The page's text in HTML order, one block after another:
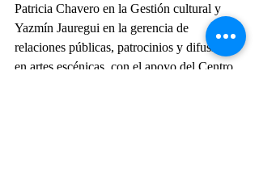
Patricia Chavero en la Gestión cultural y
Yazmín Jauregui en la gerencia de
relaciones públicas, patrocinios y difusión
en artes escénicas, con el apoyo del Centro